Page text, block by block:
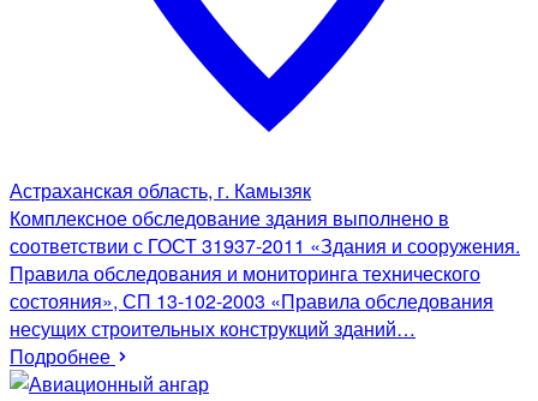
Астраханская область, г. Камызяк
Комплексное обследование здания выполнено в
соответствии с ГОСТ 31937-2011 «Здания и сооружения.
Правила обследования и мониторинга технического
состояния», СП 13-102-2003 «Правила обследования
несущих строительных конструкций зданий…
Подробнее